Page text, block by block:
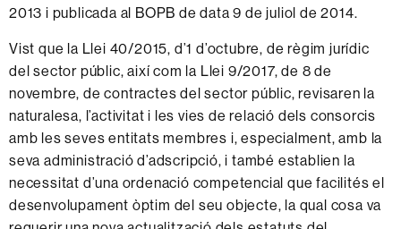
2013 i publicada al BOPB de data 9 de juliol de 2014.
Vist que la Llei 40/2015, d’1 d’octubre, de règim jurídic
del sector públic, així com la Llei 9/2017, de 8 de
novembre, de contractes del sector públic, revisaren la
naturalesa, l’activitat i les vies de relació dels consorcis
amb les seves entitats membres i, especialment, amb la
seva administració d’adscripció, i també establien la
necessitat d’una ordenació competencial que facilités el
desenvolupament òptim del seu objecte, la qual cosa va